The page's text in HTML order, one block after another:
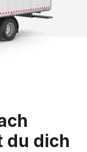
du dich